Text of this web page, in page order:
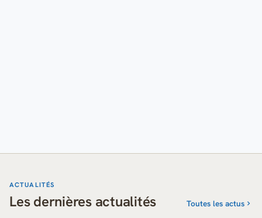
ACTUALITÉS
Les dernières actualités Toutes les actus